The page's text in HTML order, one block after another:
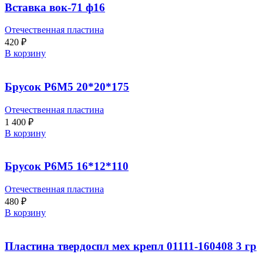
Вставка вок-71 ф16
Отечественная пластина
420 ₽
В корзину
Брусок Р6М5 20*20*175
Отечественная пластина
1 400 ₽
В корзину
Брусок Р6М5 16*12*110
Отечественная пластина
480 ₽
В корзину
Пластина твердоспл мех крепл 01111-160408 3 гр